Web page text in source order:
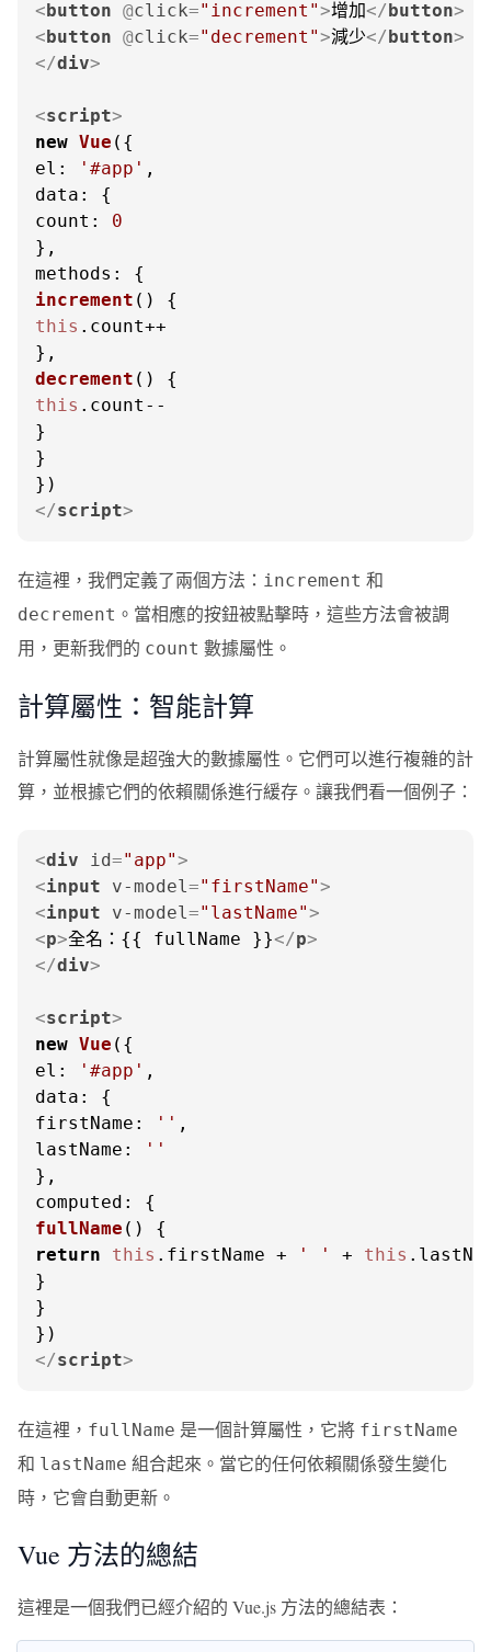
<button @click="increment">增加</button>
<button @click="decrement">減少</button>
</div>
<script>
new Vue
el : '#app'
data
count : 0
methods
increment (
this . count++
decrement (
this . count --
}
}
</script>
在這裡，我們定義了兩個方法： increment 和
decrement 。當相應的按鈕被點擊時，這些方法會被調
用，更新我們的 count 數據屬性。
計算屬性：智能計算
計算屬性就像是超強大的數據屬性。它們可以進行複雜的計
算，並根據它們的依賴關係進行緩存。讓我們看一個例子：
<div id="app">
<input v-model="firstName">
<input v-model="lastName">
<p>全名：{{ fullName }}</p>
</div>
<script>
new Vue
el : '#app'
data
firstName : ''
lastName :
''
computed
fullName (
return
this . firstName + ' ' + this .
}
}
</script>
在這裡， fullName 是一個計算屬性，它將 firstName
和 lastName 組合起來。當它的任何依賴關係發生變化
時，它會自動更新。
Vue 方法的總結
這裡是一個我們已經介紹的 Vue.js 方法的總結表：